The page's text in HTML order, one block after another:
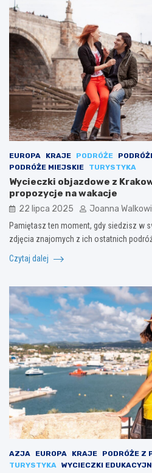
EUROPA KRAJE PODRÓŻE
PODRÓŻE MIEJSKIE
TURYSTYKA
Wycieczki objazdowe z
propozycje na wakacje
22 lipca 2025 Joanna
Pamiętasz ten moment, gdy siedzisz w
zdjęcia znajomych z ich ostatnich
Czytaj dalej
AZJA EUROPA KRAJE
PODRÓŻE Z
TURYSTYKA
WYCIECZKI